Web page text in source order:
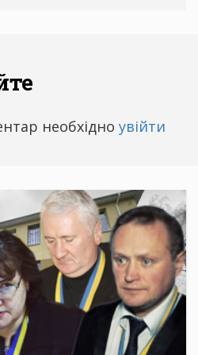
необхідно увійти